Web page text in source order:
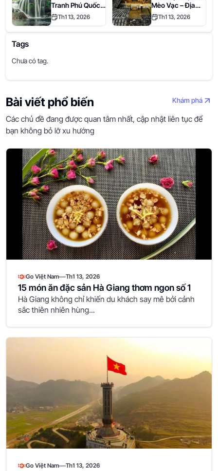
Tranh Phú Quốc –
Kinh nghiệm đi
chơi khu du lịch
Suối Tranh
Th1 13, 2026
Mèo Vạc – Địa
điểm du lịch hấp
dẫn tại Hà Giang
Th1 13, 2026
Tags
Chưa có tag.
Bài viết phổ biến Khám phá
Các chủ đề đang được quan tâm nhất, cập nhật liên tục để
bạn không bỏ lỡ xu hướng
Go Việt Nam—Th1 13, 2026
15 món ăn đặc sản Hà Giang thơm ngon số 1
Hà Giang không chỉ khiến du khách say mê bởi cảnh
sắc thiên nhiên hùng...
Go Việt Nam—Th1 13, 2026